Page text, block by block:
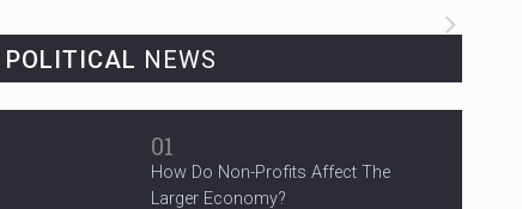
3 Years After Man's Death
Mother hopes renewed reward will
POLITICAL NEWS
01
How Do Non-Profits Affect The
Larger Economy?